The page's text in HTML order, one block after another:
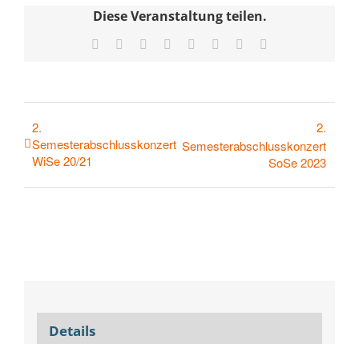
Diese Veranstaltung teilen.
Facebook Reddit LinkedIn
TumblrPinterest
2.
Semesterabschlusskonzert
WiSe 20/21
2.
Semesterabschlusskonzert
SoSe 2023
Details